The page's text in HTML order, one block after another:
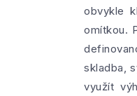
obvykle
omítkou.
skladba,
využít